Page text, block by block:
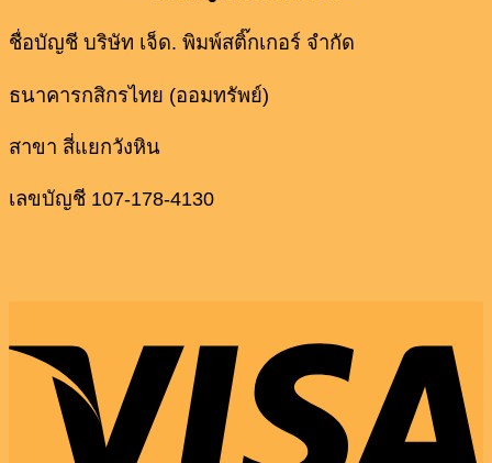
ชื่อบัญชี บริษัท เจ็ด. พิมพ์สติ๊กเกอร์ จำกัด
ธนาคารกสิกรไทย (ออมทรัพย์)
สาขา สี่แยกวังหิน
เลขบัญชี 107-178-4130